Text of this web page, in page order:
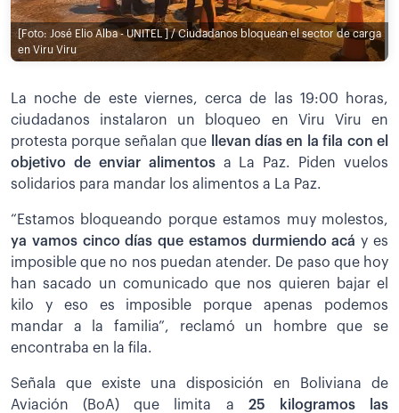
[Foto: José Elio Alba - UNITEL ] / Ciudadanos bloquean el sector de carga
en Viru Viru
La noche de este viernes, cerca de las 19:00 horas,
ciudadanos instalaron un bloqueo en Viru Viru en
protesta porque señalan que
llevan días en la fila con el
objetivo de enviar alimentosa La Paz. Piden vuelos
solidarios para mandar los alimentos a La Paz.
“Estamos bloqueando porque estamos muy molestos,
ya vamos cinco días que estamos durmiendo acá y es
imposible que no nos puedan atender. De paso que hoy
han sacado un comunicado que nos quieren bajar el
kilo y eso es imposible porque apenas podemos
mandar a la familia”, reclamó un hombre que se
encontraba en la fila.
Señala que existe una disposición en Boliviana de
Aviación (BoA) que limita a 25 kilogramos las